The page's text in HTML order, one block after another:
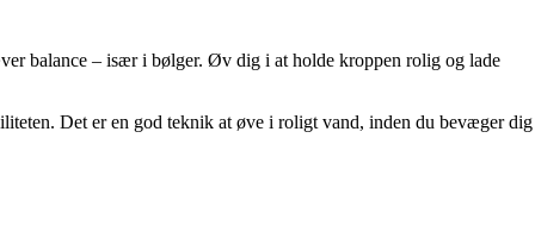
balance – især i bølger. Øv dig i at holde kroppen rolig og lade
Det er en god teknik at øve i roligt vand, inden du bevæger dig